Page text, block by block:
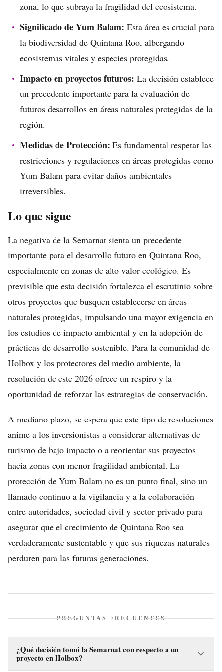
zona, lo que subraya la fragilidad del ecosistema.
Significado de Yum Balam: Esta área es crucial para
la biodiversidad de Quintana Roo, albergando
ecosistemas vitales y especies protegidas.
Impacto en proyectos futuros: La decisión establece
un precedente importante para la evaluación de
futuros desarrollos en áreas naturales protegidas de la
región.
Medidas de Protección: Es fundamental respetar las
restricciones y regulaciones en áreas protegidas como
Yum Balam para evitar daños ambientales
irreversibles.
Lo que sigue
La negativa de la Semarnat sienta un precedente
importante para el desarrollo futuro en Quintana Roo,
especialmente en zonas de alto valor ecológico. Es
previsible que esta decisión fortalezca el escrutinio sobre
otros proyectos que busquen establecerse en áreas
naturales protegidas, impulsando una mayor exigencia en
los estudios de impacto ambiental y en la adopción de
prácticas de desarrollo sostenible. Para la comunidad de
Holbox y los protectores del medio ambiente, la
resolución de este 2026 ofrece un respiro y la
oportunidad de reforzar las estrategias de conservación.
A mediano plazo, se espera que este tipo de resoluciones
anime a los inversionistas a considerar alternativas de
turismo de bajo impacto o a reorientar sus proyectos
hacia zonas con menor fragilidad ambiental. La
protección de Yum Balam no es un punto final, sino un
llamado continuo a la vigilancia y a la colaboración
entre autoridades, sociedad civil y sector privado para
asegurar que el crecimiento de Quintana Roo sea
verdaderamente sustentable y que sus riquezas naturales
perduren para las futuras generaciones.
PREGUNTAS FRECUENTES
¿Qué decisión tomó la Semarnat con respecto a un
proyecto en Holbox?